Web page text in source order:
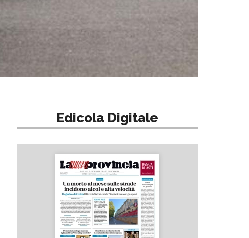
Edicola Digitale